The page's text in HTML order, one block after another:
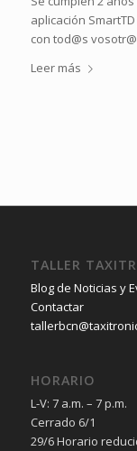
aplicación
con tod@s
Leer más
TALLER
Blog de Noticias y
Contactar
HORARIO
L-V: 7 a.m. – 7 p.m.
Cerrado 6/1
29/6 Horario